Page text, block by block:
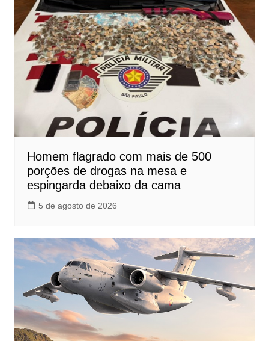
Homem flagrado com mais de 500
porções de drogas na mesa e
espingarda debaixo da cama
5 de agosto de 2026